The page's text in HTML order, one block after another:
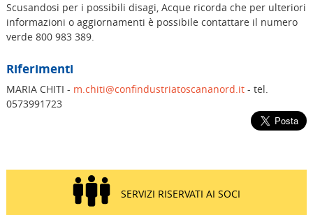
Scusandosi per i possibili disagi, Acque ricorda che per ulteriori
informazioni o aggiornamenti è possibile contattare il numero
verde 800 983 389.
Riferimenti
MARIA CHITI - m.chiti@confindustriatoscananord.it- tel.
0573991723
SERVIZI RISERVATI AI SOCI